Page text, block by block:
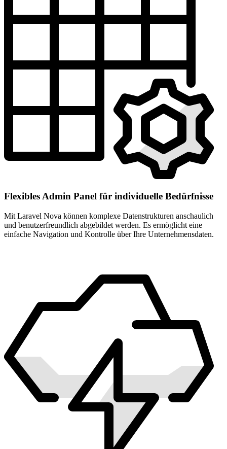
Flexibles Admin Panel für individuelle Bedürfnisse
Mit Laravel Nova können komplexe Datenstrukturen anschaulich
und benutzerfreundlich abgebildet werden. Es ermöglicht eine
einfache Navigation und Kontrolle über Ihre Unternehmensdaten.